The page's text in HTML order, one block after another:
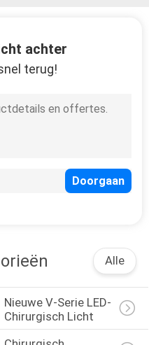
achter
terug!
Alle
Nieuwe V-Serie LED-
Chirurgisch Licht